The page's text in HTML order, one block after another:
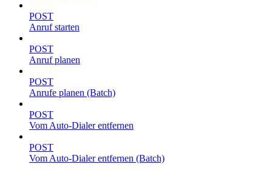
POST
Anruf starten
POST
Anruf planen
POST
Anrufe planen (Batch)
POST
Vom Auto-Dialer entfernen
POST
Vom Auto-Dialer entfernen (Batch)